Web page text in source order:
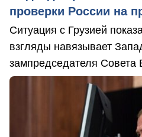
проверки России на
Ситуация с Грузией
взгляды навязывает
зампредседателя Совета